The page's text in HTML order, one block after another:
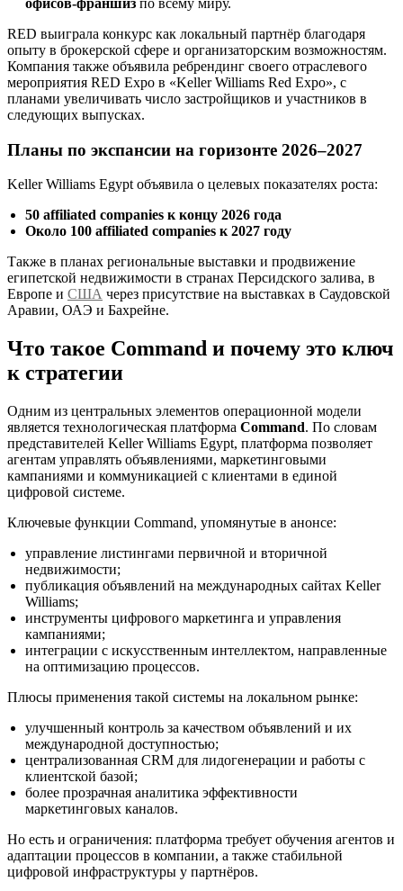
офисов-франшиз по всему миру.
RED выиграла конкурс как локальный партнёр благодаря
опыту в брокерской сфере и организаторским возможностям.
Компания также объявила ребрендинг своего отраслевого
мероприятия RED Expo в «Keller Williams Red Expo», с
планами увеличивать число застройщиков и участников в
следующих выпусках.
Планы по экспансии на горизонте 2026–2027
Keller Williams Egypt объявила о целевых показателях роста:
50 affiliated companies к концу 2026 года
Около 100 affiliated companies к 2027 году
Также в планах региональные выставки и продвижение
египетской недвижимости в странах Персидского залива, в
Европе и США через присутствие на выставках в Саудовской
Аравии, ОАЭ и Бахрейне.
Что такое Command и почему это ключ
к стратегии
Одним из центральных элементов операционной модели
является технологическая платформа Command. По словам
представителей Keller Williams Egypt, платформа позволяет
агентам управлять объявлениями, маркетинговыми
кампаниями и коммуникацией с клиентами в единой
цифровой системе.
Ключевые функции Command, упомянутые в анонсе:
управление листингами первичной и вторичной
недвижимости;
публикация объявлений на международных сайтах Keller
Williams;
инструменты цифрового маркетинга и управления
кампаниями;
интеграции с искусственным интеллектом, направленные
на оптимизацию процессов.
Плюсы применения такой системы на локальном рынке:
улучшенный контроль за качеством объявлений и их
международной доступностью;
централизованная CRM для лидогенерации и работы с
клиентской базой;
более прозрачная аналитика эффективности
маркетинговых каналов.
Но есть и ограничения: платформа требует обучения агентов и
адаптации процессов в компании, а также стабильной
цифровой инфраструктуры у партнёров.